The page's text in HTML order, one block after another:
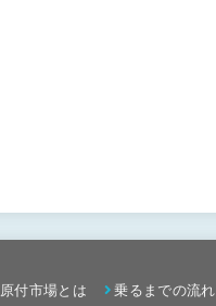
原付市場とは 乗るまでの流れ